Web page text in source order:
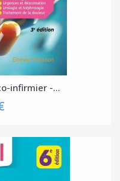
infirmier -...